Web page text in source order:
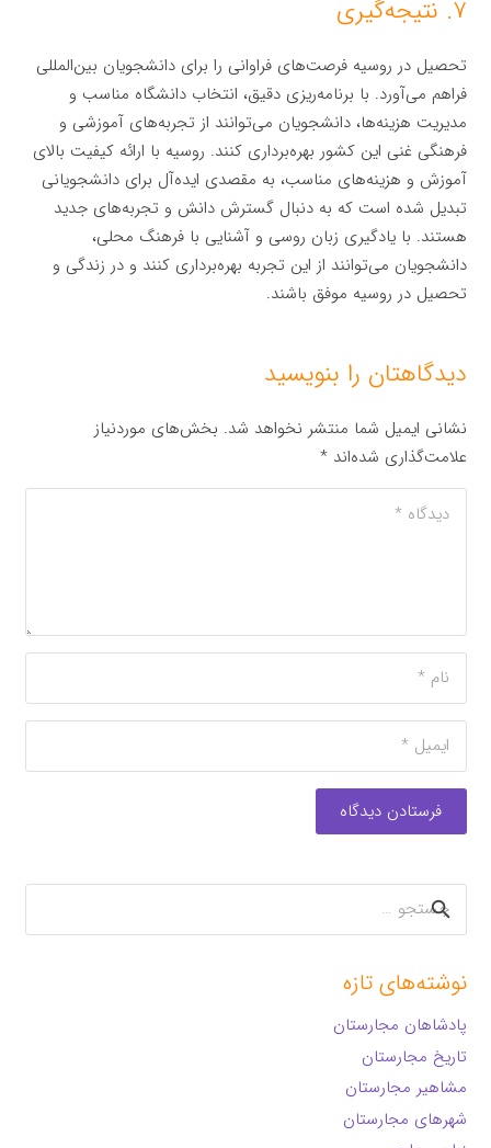
۷. نتیجه‌گیری
تحصیل در روسیه فرصت‌های فراوانی را برای دانشجویان بین‌المللی
فراهم می‌آورد. با برنامه‌ریزی دقیق، انتخاب دانشگاه مناسب و
مدیریت هزینه‌ها، دانشجویان می‌توانند از تجربه‌های آموزشی و
فرهنگی غنی این کشور بهره‌برداری کنند. روسیه با ارائه کیفیت بالای
آموزش و هزینه‌های مناسب، به مقصدی ایده‌آل برای دانشجویانی
تبدیل شده است که به دنبال گسترش دانش و تجربه‌های جدید
هستند. با یادگیری زبان روسی و آشنایی با فرهنگ محلی،
دانشجویان می‌توانند از این تجربه بهره‌برداری کنند و در زندگی و
تحصیل در روسیه موفق باشند.
دیدگاهتان را بنویسید
نشانی ایمیل شما منتشر نخواهد شد. بخش‌های موردنیاز
علامت‌گذاری شده‌اند*
فرستادن دیدگاه
جستجو
برای:
نوشته‌های تازه
پادشاهان مجارستان
تاریخ مجارستان
مشاهیر مجارستان
شهرهای مجارستان